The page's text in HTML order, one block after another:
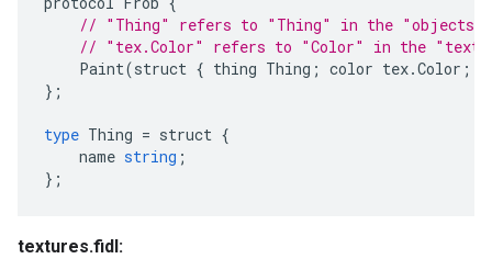
// "Thing" refers to "Thing" in the
// "tex.Color" refers to "Color" in the
Paint(struct { thing Thing ; color tex.Color ;
};
type Thing = struct {
name string ;
};
textures.fidl: